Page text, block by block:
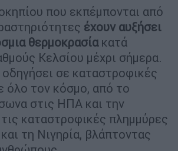
που εκπέμπονται από
έχουν αυξήσει
θερμοκρασίακατά
Κελσίου μέχρι σήμερα.
σε καταστροφικές
όλο τον κόσμο, από το
στις ΗΠΑ και την
καταστροφικές πλημμύρες
τη Νιγηρία, βλάπτοντας